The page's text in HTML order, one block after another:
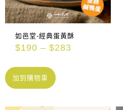
如邑堂-經典蛋黃酥
$190 – $283
加到購物車